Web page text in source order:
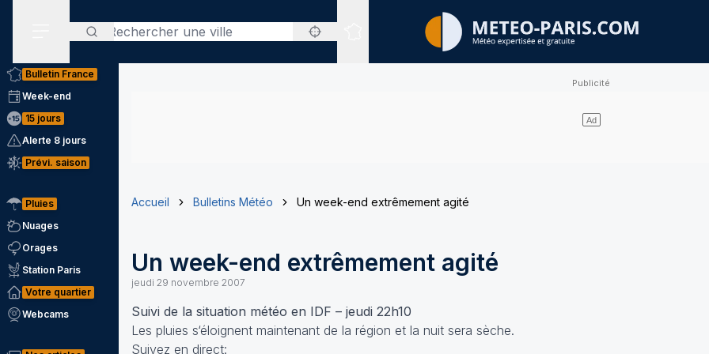
Rechercher
Sites expertisés
Bulletin France
Week-end
15 jours
Alerte 8 jours
Prévi. saison
Pluies
Nuages
Orages
Station Paris
Votre quartier
Webcams
Accueil Bulletins Météo Un week-end extrêmement agité
Un week-end extrêmement agité
jeudi 29 novembre 2007
Suivi de la situation météo en IDF – jeudi 22h10
Les pluies s‘éloignent maintenant de la région et la nuit sera sèche.
Suivez en direct: